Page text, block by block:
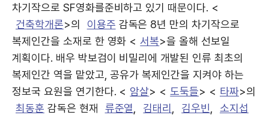
차기작으로 SF영화를준비하고 있기 때문이다. <
건축학개론>의 이용주 감독은 8년 만의 차기작으로
복제인간을 소재로 한 영화 < 서복>을 올해 선보일
계획이다. 배우 박보검이 비밀리에 개발된 인류 최초의
복제인간 역을 맡았고, 공유가 복제인간을 지켜야 하는
정보국 요원을 연기한다. < 암살> < 도둑들> < 타짜>의
최동훈 감독은 현재 류준열 김태리 김우빈
소지섭